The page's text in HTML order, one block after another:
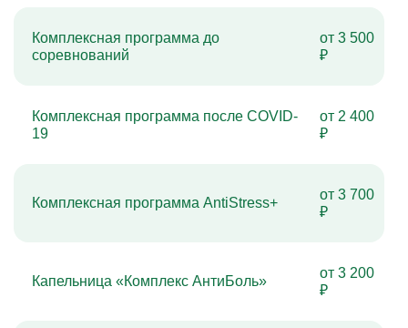
Комплексная программа до
соревнований
от 3 500
₽
Комплексная программа после COVID-
19
от 2 400
₽
Комплексная программа AntiStress+
от 3 700
₽
Капельница «Комплекс АнтиБоль»
от 3 200
₽